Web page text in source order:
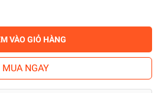
VÀO GIỎ HÀNG
MUA NGAY